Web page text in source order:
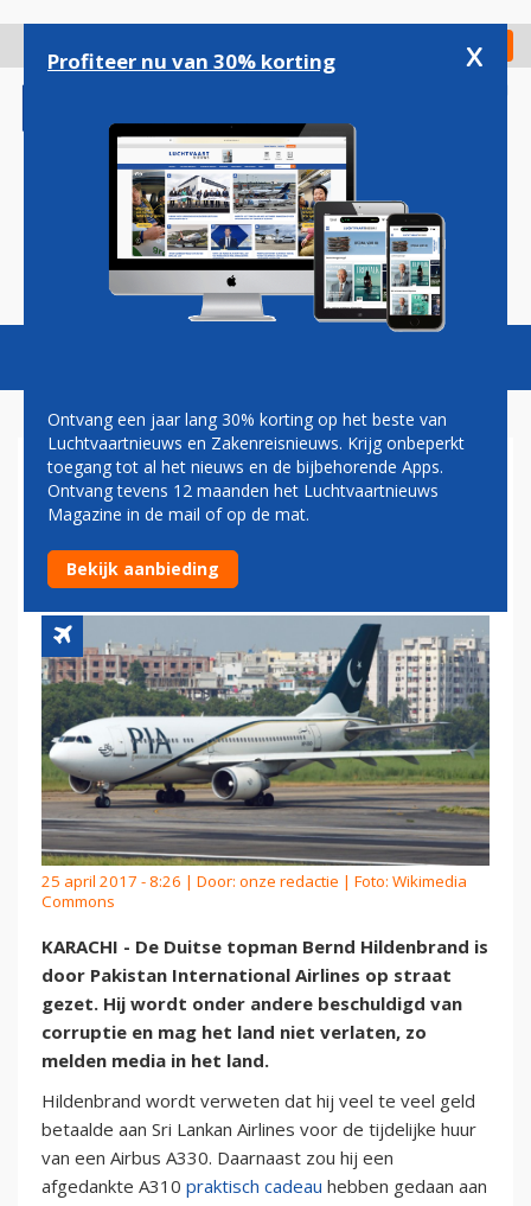
gaan
Check in
Magazine Podcasts Vacatures
PAKISTAN INTERNATIONAL
AIRLINES SCHUIFT TOPMAN
AAN DE KANT
25 april 2017 - 8:26 | Door: onze redactie | Foto: Wikimedia
Commons
KARACHI - De Duitse topman Bernd Hildenbrand is
door Pakistan International Airlines op straat
gezet. Hij wordt onder andere beschuldigd van
corruptie en mag het land niet verlaten, zo
melden media in het land.
Hildenbrand wordt verweten dat hij veel te veel geld
betaalde aan Sri Lankan Airlines voor de tijdelijke huur
van een Airbus A330. Daarnaast zou hij een
afgedankte A310 praktisch cadeau hebben gedaan aan
Profiteer nu van 30% korting x
Ontvang een jaar lang 30% korting op het beste van
Luchtvaartnieuws en Zakenreisnieuws. Krijg onbeperkt
toegang tot al het nieuws en de bijbehorende Apps.
Ontvang tevens 12 maanden het Luchtvaartnieuws
Magazine in de mail of op de mat.
Bekijk aanbieding